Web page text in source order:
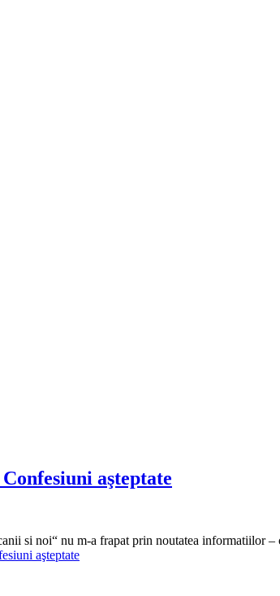
aşteptate
si noi“ nu m-a frapat prin noutatea informatiilor
aşteptate